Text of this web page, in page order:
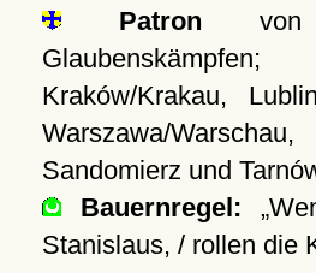
Patron von
Kraków/Krakau,
Warszawa/
Sandomierz und
Bauernregel:
Stanislaus, / rollen die